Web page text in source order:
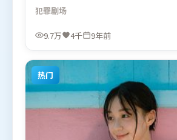
转折彼此呼应。视听风格统一而富有
画面情绪贴合。由张艺谋执导，胡歌
拓哉，易烊千玺、朱一龙、汤姆·哈
上线，适合喜欢犯罪题材的观众观看
犯罪剧场
9.7万 4千 9年前
热门